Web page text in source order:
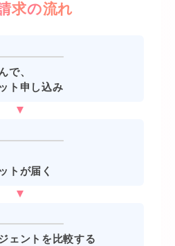
求の流れ
で、
ト申し込み
トが届く
ェントを比較する